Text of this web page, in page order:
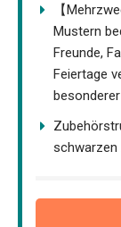
【
Mustern
Freunde,
Feiertage
schwarzen